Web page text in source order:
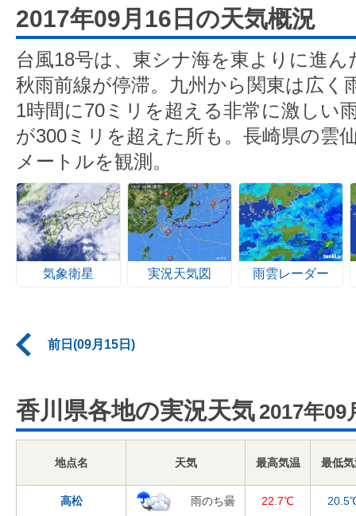
2017年09月16日の天気概況
台風18号は、東シナ海を東よりに進
秋雨前線が停滞。九州から関東は広く
1時間に70ミリを超える非常に激しい
が300ミリを超えた所も。長崎県の雲
メートルを観測。
気象衛星 実況天気図 雨雲レーダー
前日(09月15日)
香川県各地の実況天気 2017年09
地点名 天気 最高気温 最低
高松 雨のち曇 22.7℃